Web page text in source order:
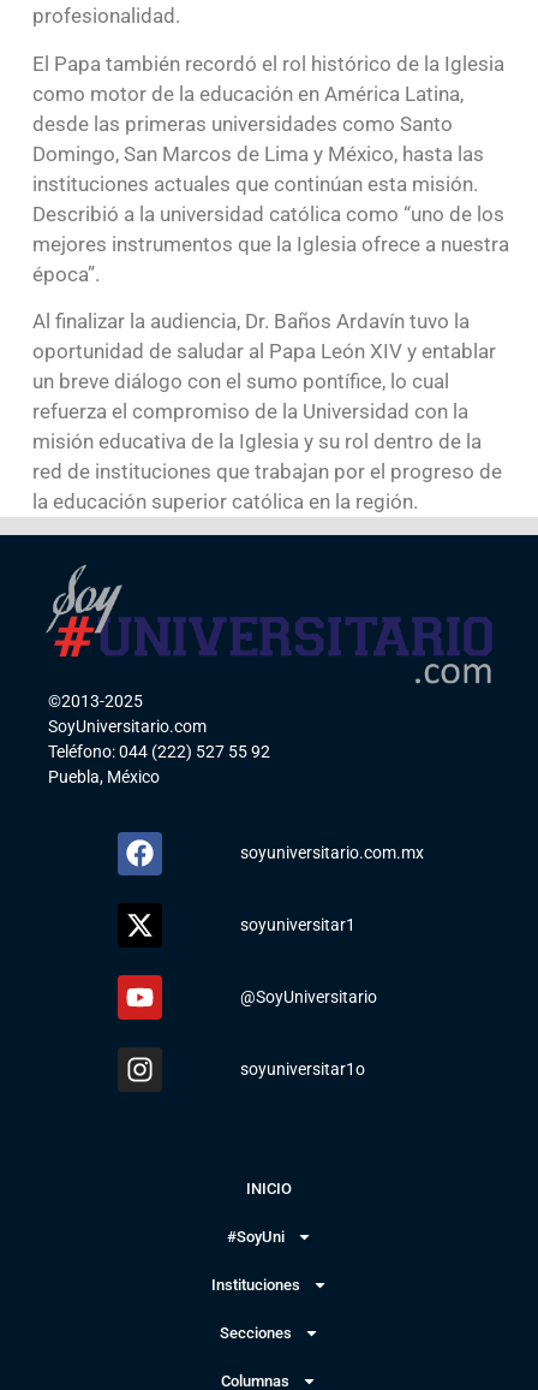
profesionalidad.
El Papa también recordó el rol histórico de la Iglesia
como motor de la educación en América Latina,
desde las primeras universidades como Santo
Domingo, San Marcos de Lima y México, hasta las
instituciones actuales que continúan esta misión.
Describió a la universidad católica como “uno de los
mejores instrumentos que la Iglesia ofrece a nuestra
época”.
Al finalizar la audiencia, Dr. Baños Ardavín tuvo la
oportunidad de saludar al Papa León XIV y entablar
un breve diálogo con el sumo pontífice, lo cual
refuerza el compromiso de la Universidad con la
misión educativa de la Iglesia y su rol dentro de la
red de instituciones que trabajan por el progreso de
la educación superior católica en la región.
©2013-2025
SoyUniversitario.com
Teléfono: 044 (222) 527 55 92
Puebla, México
soyuniversitario.com.mx
soyuniversitar1
@SoyUniversitario
soyuniversitar1o
INICIO
#SoyUni
Instituciones
Secciones
Columnas